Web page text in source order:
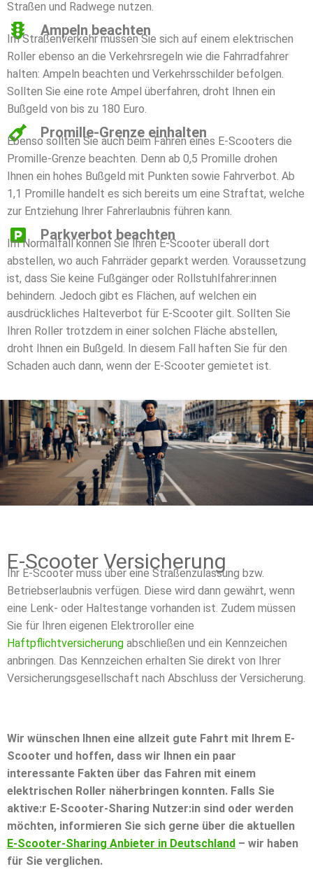
Straßen und Radwege nutzen.
Ampeln beachten
Im Straßenverkehr müssen Sie sich auf einem elektrischen
Roller ebenso an die Verkehrsregeln wie die Fahrradfahrer
halten: Ampeln beachten und Verkehrsschilder befolgen.
Sollten Sie eine rote Ampel überfahren, droht Ihnen ein
Bußgeld von bis zu 180 Euro.
Promille-Grenze einhalten
Ebenso sollten Sie auch beim Fahren eines E-Scooters die
Promille-Grenze beachten. Denn ab 0,5 Promille drohen
Ihnen ein hohes Bußgeld mit Punkten sowie Fahrverbot. Ab
1,1 Promille handelt es sich bereits um eine Straftat, welche
zur Entziehung Ihrer Fahrerlaubnis führen kann.
Parkverbot beachten
Im Normalfall können Sie Ihren E-Scooter überall dort
abstellen, wo auch Fahrräder geparkt werden. Voraussetzung
ist, dass Sie keine Fußgänger oder Rollstuhlfahrer:innen
behindern. Jedoch gibt es Flächen, auf welchen ein
ausdrückliches Halteverbot für E-Scooter gilt. Sollten Sie
Ihren Roller trotzdem in einer solchen Fläche abstellen,
droht Ihnen ein Bußgeld. In diesem Fall haften Sie für den
Schaden auch dann, wenn der E-Scooter gemietet ist.
E-Scooter Versicherung
Ihr E-Scooter muss über eine Straßenzulassung bzw.
Betriebserlaubnis verfügen. Diese wird dann gewährt, wenn
eine Lenk- oder Haltestange vorhanden ist. Zudem müssen
Sie für Ihren eigenen Elektroroller eine
Haftpflichtversicherung abschließen und ein Kennzeichen
anbringen. Das Kennzeichen erhalten Sie direkt von Ihrer
Versicherungsgesellschaft nach Abschluss der Versicherung.
Wir wünschen Ihnen eine allzeit gute Fahrt mit Ihrem E-
Scooter und hoffen, dass wir Ihnen ein paar
interessante Fakten über das Fahren mit einem
elektrischen Roller näherbringen konnten. Falls Sie
aktive:r E-Scooter-Sharing Nutzer:in sind oder werden
möchten, informieren Sie sich gerne über die aktuellen
E-Scooter-Sharing Anbieter in Deutschland – wir haben
für Sie verglichen.